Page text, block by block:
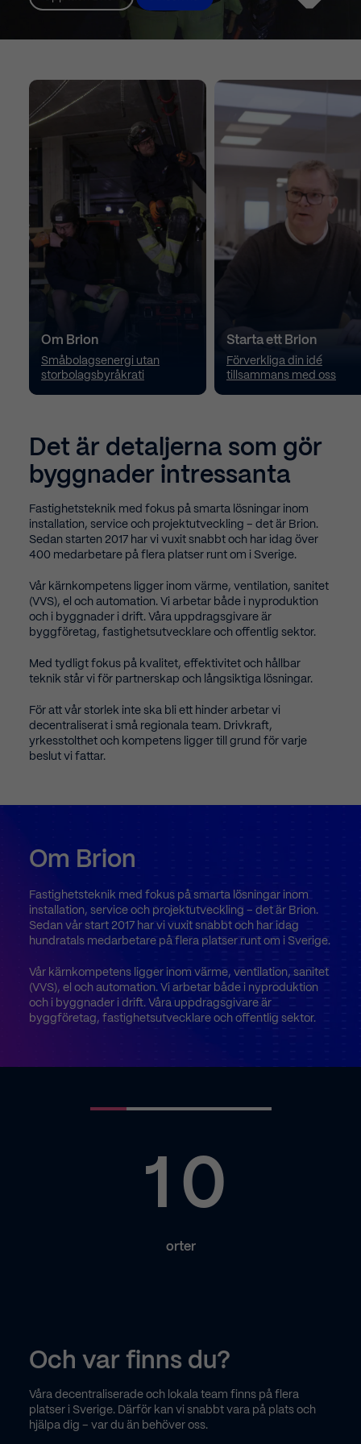
Om Brion
Småbolagsenergi utan
storbolagsbyråkrati
Starta ett Brion
Förverkliga din idé
tillsammans med oss
Det är detaljerna som gör
byggnader intressanta
Fastighetsteknik med fokus på smarta lösningar inom
installation, service och projektutveckling – det är Brion.
Sedan starten 2017 har vi vuxit snabbt och har idag över
400 medarbetare på flera platser runt om i Sverige.
Vår kärnkompetens ligger inom värme, ventilation, sanitet
(VVS), el och automation. Vi arbetar både i nyproduktion
och i byggnader i drift. Våra uppdragsgivare är
byggföretag, fastighetsutvecklare och offentlig sektor.
Med tydligt fokus på kvalitet, effektivitet och hållbar
teknik står vi för partnerskap och långsiktiga lösningar.
För att vår storlek inte ska bli ett hinder arbetar vi
decentraliserat i små regionala team. Drivkraft,
yrkesstolthet och kompetens ligger till grund för varje
beslut vi fattar.
Om Brion
Fastighetsteknik med fokus på smarta lösningar inom
installation, service och projektutveckling – det är Brion.
Sedan vår start 2017 har vi vuxit snabbt och har idag
hundratals medarbetare på flera platser runt om i Sverige.
Vår kärnkompetens ligger inom värme, ventilation, sanitet
(VVS), el och automation. Vi arbetar både i nyproduktion
och i byggnader i drift. Våra uppdragsgivare är
byggföretag, fastighetsutvecklare och offentlig sektor.
0
1
2
3
4
0
1
2
3
4
5
6
7
8
9
0
orter
2
3
0
1
2
3
0
1
2
3
0
1
2
3
0
1
2
3
4
5
6
7
8
9
0
0
1
2
3
3
0
2
3
0
1
2
3
M
Och var finns du?
Våra decentraliserade och lokala team finns på flera
platser i Sverige. Därför kan vi snabbt vara på plats och
hjälpa dig – var du än behöver oss.